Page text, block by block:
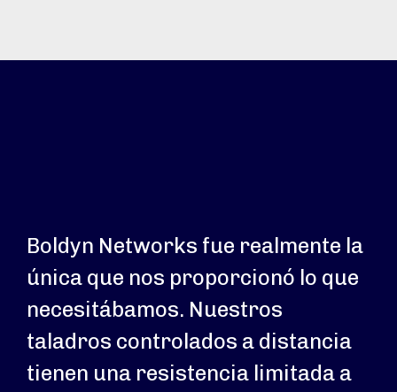
Boldyn Networks fue realmente la
única que nos proporcionó lo que
necesitábamos. Nuestros
taladros controlados a distancia
tienen una resistencia limitada a